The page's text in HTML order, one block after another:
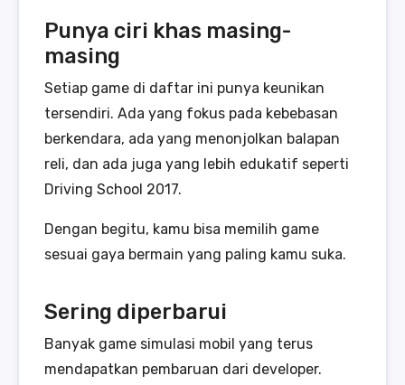
Punya ciri khas masing-
masing
Setiap game di daftar ini punya keunikan
tersendiri. Ada yang fokus pada kebebasan
berkendara, ada yang menonjolkan balapan
reli, dan ada juga yang lebih edukatif seperti
Driving School 2017.
Dengan begitu, kamu bisa memilih game
sesuai gaya bermain yang paling kamu suka.
Sering diperbarui
Banyak game simulasi mobil yang terus
mendapatkan pembaruan dari developer.